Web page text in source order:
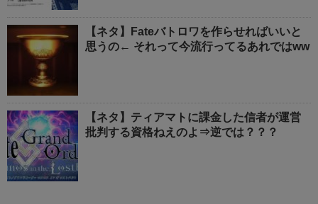
【ネタ】Fateバトロワを作らせればいいと
思うの← それって今流行ってるあれではww
【ネタ】ティアマトに課金した信者が運営
批判する資格ねえのよ⇒逆では？？？